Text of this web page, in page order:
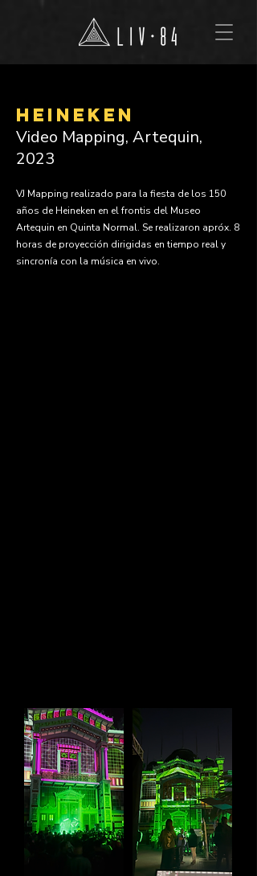
heineken
Video Mapping, Artequin,
2023
VJ Mapping realizado para la fiesta de los 150
años de Heineken en el frontis del Museo
Artequin en Quinta Normal. Se realizaron apróx. 8
horas de proyección dirigidas en tiempo real y
sincronía con la música en vivo.